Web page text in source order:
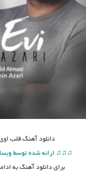
دانلود آهنگقلب
♫♫♫ ارائه شده توسط
برای دانلود آهنگ به